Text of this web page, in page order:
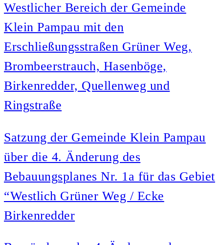
Westlicher Bereich der Gemeinde
Klein Pampau mit den
Erschließungsstraßen Grüner Weg,
Brombeerstrauch, Hasenböge,
Birkenredder, Quellenweg und
Ringstraße
Satzung der Gemeinde Klein Pampau
über die 4. Änderung des
Bebauungsplanes Nr. 1a für das Gebiet
“Westlich Grüner Weg / Ecke
Birkenredder